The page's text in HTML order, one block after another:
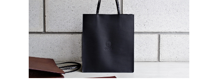
2023年2月 [4]
2022年12月 [2]
2022年11月 [2]
2022年10月 [1]
2022年9月 [1]